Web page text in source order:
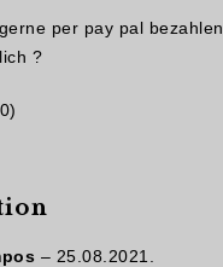
per pay pal bezahlen
?
0)
– 25.08.2021.